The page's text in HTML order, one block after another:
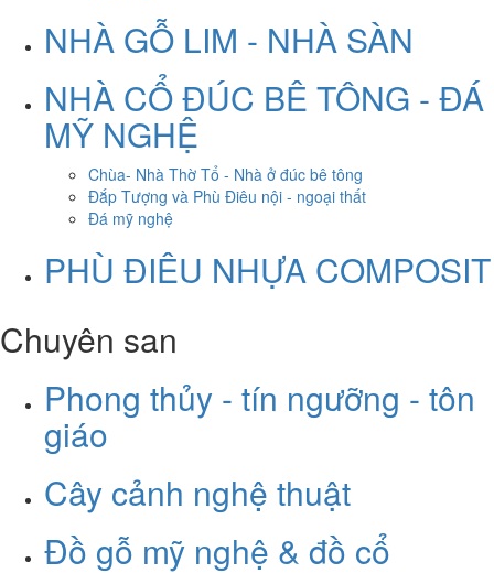
NHÀ GỖ LIM - NHÀ SÀN
NHÀ CỔ ĐÚC BÊ TÔNG - ĐÁ
MỸ NGHỆ
Chùa- Nhà Thờ Tổ - Nhà ở đúc bê tông
Đắp Tượng và Phù Điêu nội - ngoại thất
Đá mỹ nghệ
PHÙ ĐIÊU NHỰA COMPOSIT
Chuyên san
Phong thủy - tín ngưỡng - tôn
giáo
Cây cảnh nghệ thuật
Đồ gỗ mỹ nghệ & đồ cổ